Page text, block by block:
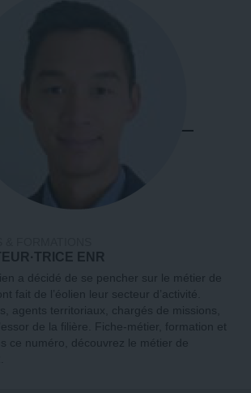
ENR
a décidé de se pencher sur le métier de
fait de l’éolien leur secteur d’activité.
agents territoriaux, chargés de missions,
de la filière. Fiche-métier, formation et
ce numéro, découvrez le métier de